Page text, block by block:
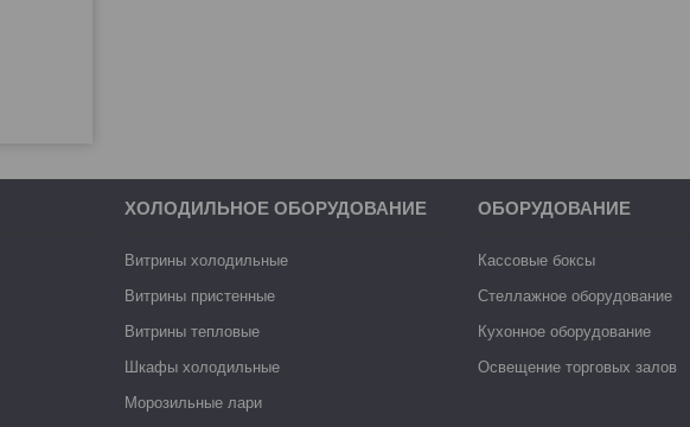
ХОЛОДИЛЬНОЕ ОБОРУДОВАНИЕ
Витрины холодильные
Витрины пристенные
Витрины тепловые
Шкафы холодильные
Морозильные лари
ОБОРУДОВАНИЕ
Кассовые боксы
Стеллажное оборудование
Кухонное оборудование
Освещение торговых залов